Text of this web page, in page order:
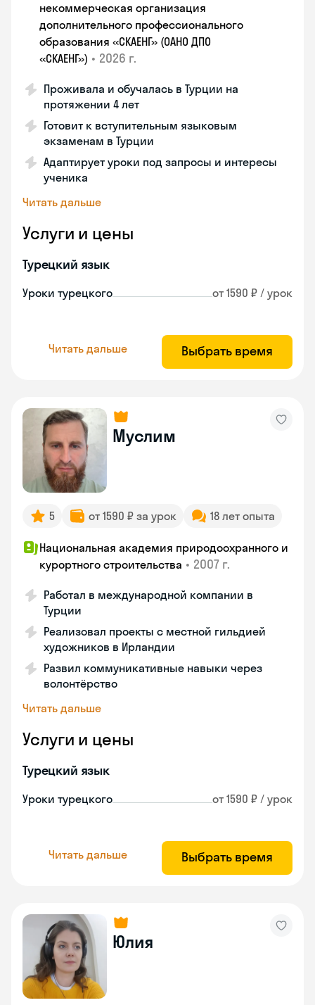
некоммерческая организация
дополнительного профессионального
образования «СКАЕНГ» (ОАНО ДПО
«СКАЕНГ») • 2026 г.
Проживала и обучалась в Турции на
протяжении 4 лет
Готовит к вступительным языковым
экзаменам в Турции
Адаптирует уроки под запросы и интересы
ученика
Читать дальше
Услуги и цены
Турецкий язык
Уроки турецкого от 1590 ₽ / урок
Читать дальше Выбрать время
Муслим
5 от 1590 ₽ за урок 18 лет опыта
Национальная академия природоохранного и
курортного строительства • 2007 г.
Работал в международной компании в
Турции
Реализовал проекты с местной гильдией
художников в Ирландии
Развил коммуникативные навыки через
волонтёрство
Читать дальше
Услуги и цены
Турецкий язык
Уроки турецкого от 1590 ₽ / урок
Читать дальше Выбрать время
Юлия